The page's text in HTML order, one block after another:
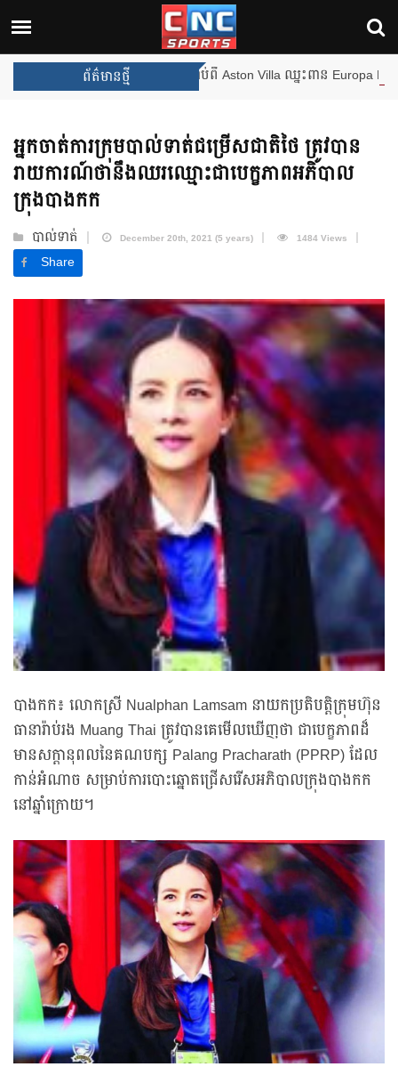
ព័ត៌មានថ្មី
ឈ្នះពានរង្វាន់បន្ថែមទៀត បន្ទាប់ពី Aston Villa ឈ្នះពាន Europa League
អ្នកចាត់ការក្រុមបាល់ទាត់ជម្រើសជាតិថៃ ត្រូវបាន
រាយការណ៍ថានឹងឈរឈ្មោះជាបេក្ខភាពអភិបាល
ក្រុងបាងកក
បាល់ទាត់ December 20th, 2021 (5 years) 1484 Views
Share
បាងកក៖ លោកស្រី Nualphan Lamsam នាយកប្រតិបត្តិក្រុមហ៊ុន
ធានារ៉ាប់រង Muang Thai ត្រូវបានគេមើលឃើញថា ជាបេក្ខភាពដ៏
មានសក្តានុពលនៃគណបក្ស Palang Pracharath (PPRP) ដែល
កាន់អំណាច សម្រាប់ការបោះឆ្នោតជ្រើសរើសអភិបាលក្រុងបាងកក
នៅឆ្នាំក្រោយ។